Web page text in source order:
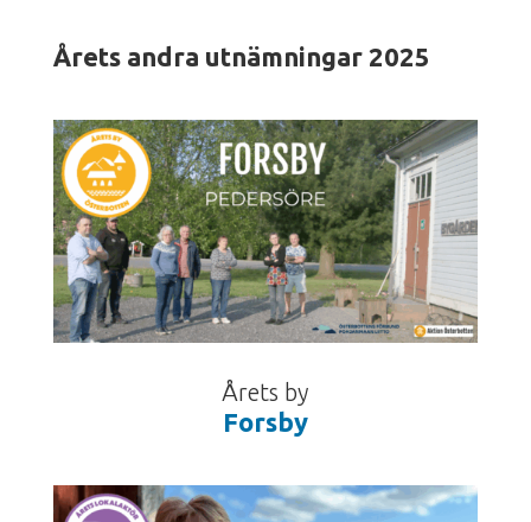
Årets andra utnämningar 2025
Årets by
Forsby